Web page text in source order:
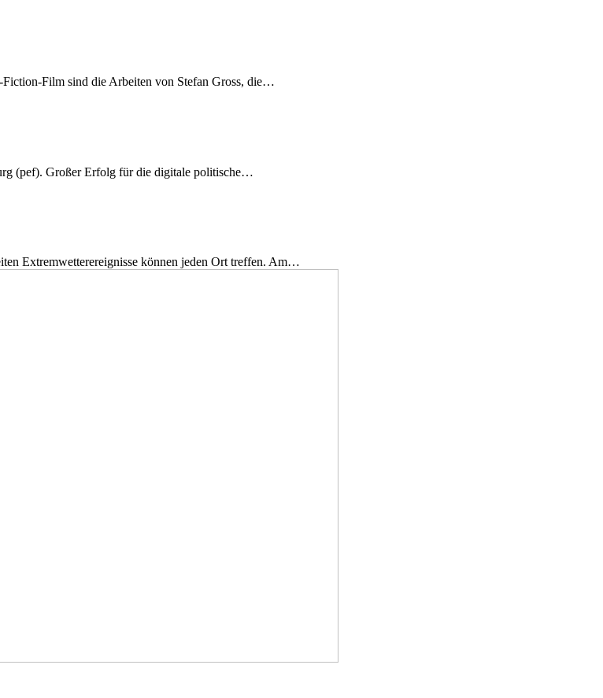
Film sind die Arbeiten von Stefan Gross, die…
(pef). Großer Erfolg für die digitale politische…
Extremwetterereignisse können jeden Ort treffen. Am…